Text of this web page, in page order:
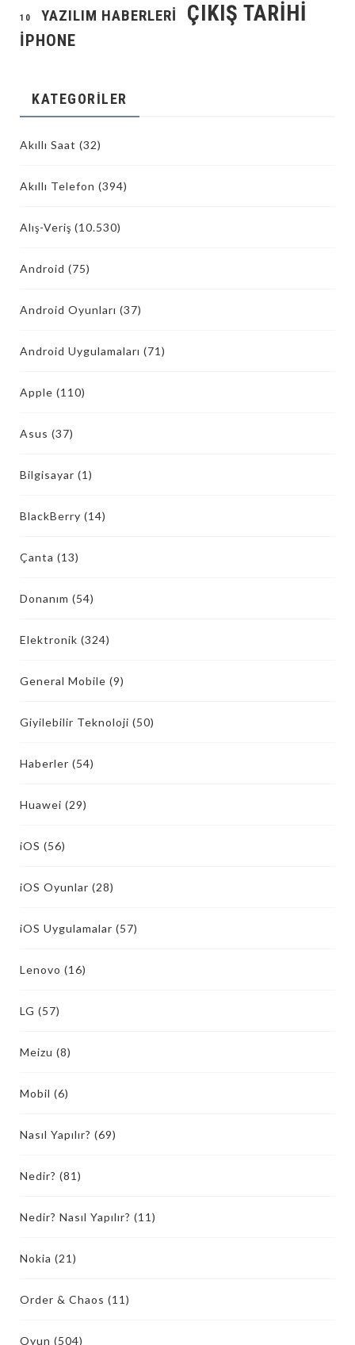
10 YAZILIM HABERLERI ÇIKIŞ TARIHI
İPHONE
KATEGORILER
Akıllı Saat (32)
Akıllı Telefon (394)
Alış-Veriş (10.530)
Android (75)
Android Oyunları (37)
Android Uygulamaları (71)
Apple (110)
Asus (37)
Bilgisayar (1)
BlackBerry (14)
Çanta (13)
Donanım (54)
Elektronik (324)
General Mobile (9)
Giyilebilir Teknoloji (50)
Haberler (54)
Huawei (29)
iOS (56)
iOS Oyunlar (28)
iOS Uygulamalar (57)
Lenovo (16)
LG (57)
Meizu (8)
Mobil (6)
Nasıl Yapılır? (69)
Nedir? (81)
Nedir? Nasıl Yapılır? (11)
Nokia (21)
Order & Chaos (11)
Oyun (504)